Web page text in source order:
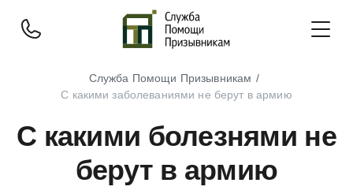
Служба Помощи Призывникам
С какими заболеваниями не берут в армию
С какими болезнями не
берут в армию